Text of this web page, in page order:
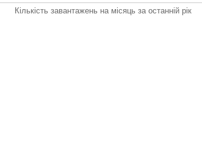
Кількість завантажень на місяць за останній рік